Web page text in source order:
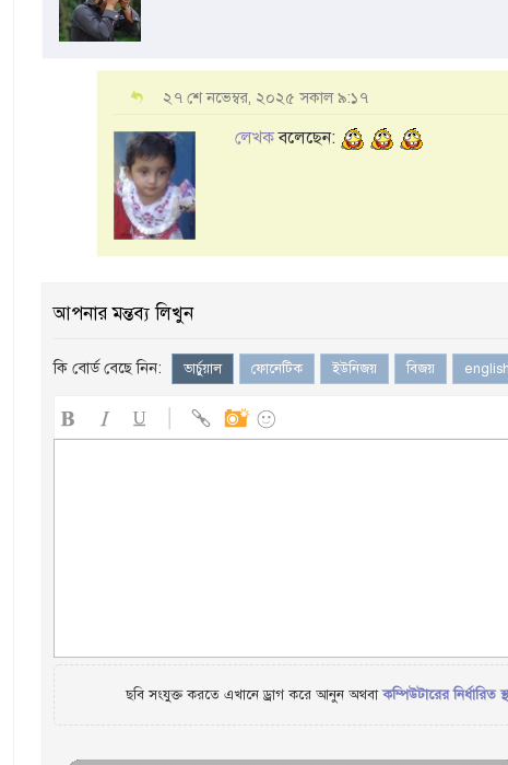
২৭ শে নভেম্বর, ২০২৫ সকাল ৯:১৭
লেখকবলেছেন:
আপনার মন্তব্য লিখুন
কি বোর্ড বেছে নিন: ভার্চুয়াল ফোনেটিক ইউনিজয় বিজয় english
ছবি সংযুক্ত করতে এখানে ড্রাগ করে আনুন অথবাকম্পিউটারের